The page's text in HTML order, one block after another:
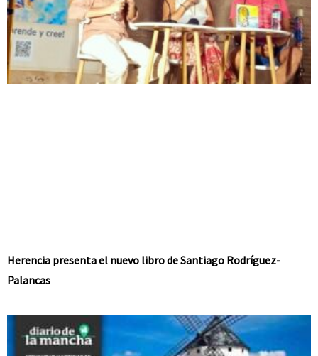
Herencia presenta el nuevo libro de Santiago Rodríguez-
Palancas